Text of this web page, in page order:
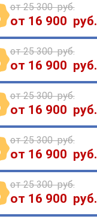
от 25 300 руб.
от 16 900 руб.
от 25 300 руб.
от 16 900 руб.
от 25 300 руб.
от 16 900 руб.
от 25 300 руб.
от 16 900 руб.
от 25 300 руб.
от 16 900 руб.